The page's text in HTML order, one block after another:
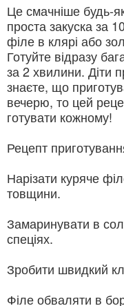
Це смачніше будь-
проста закуска за
філе в клярі або
Готуйте відразу
за 2 хвилини. Діти
знаєте, що
вечерю, то цей
готувати кожному!
Рецепт
Нарізати куряче
товщини.
Замаринувати в
спеціях.
Зробити швидкий
Філе обваляти в